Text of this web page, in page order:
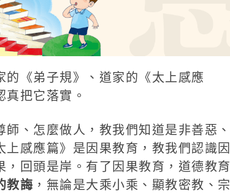
《弟子規》、道家的《太上感應
把它落實。
、怎麼做人，教我們知道是非善惡、
感應篇》是因果教育，教我們認識因
回頭是岸。有了因果教育，道德教育
教誨 ，無論是大乘小乘、顯教密教、宗